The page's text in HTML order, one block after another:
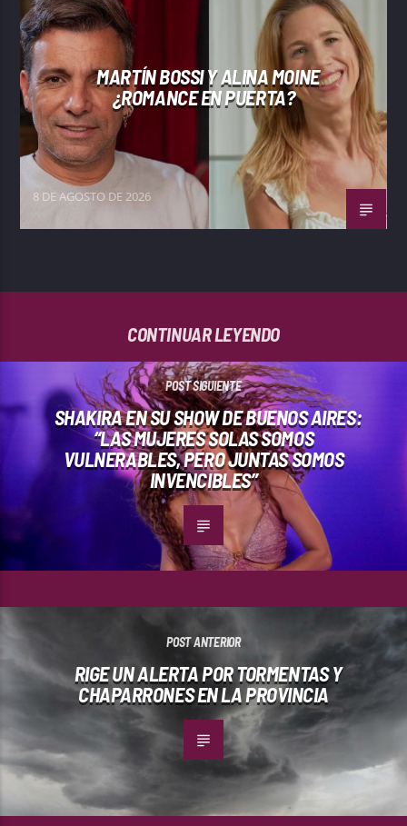
MARTÍN BOSSI Y ALINA MOINE
¿ROMANCE EN PUERTA?
8 DE AGOSTO DE 2026
CONTINUAR LEYENDO
POST SIGUIENTE
SHAKIRA EN SU SHOW DE BUENOS AIRES:
“LAS MUJERES SOLAS SOMOS
VULNERABLES, PERO JUNTAS SOMOS
INVENCIBLES”
POST ANTERIOR
RIGE UN ALERTA POR TORMENTAS Y
CHAPARRONES EN LA PROVINCIA